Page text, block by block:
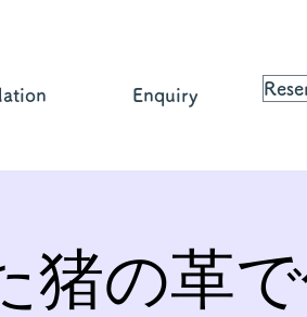
Enquiry
猪の革で